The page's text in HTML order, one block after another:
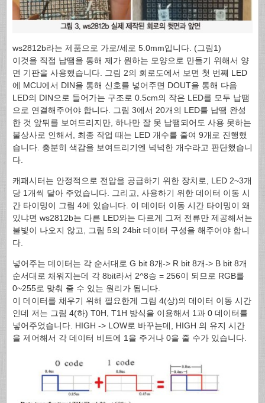
ws2812b라는 제품으로 가로/세로 5.0mm입니다. (그림1)
이것을 직접 납땜을 통해 제가 원하는 모양으로 만들기 위해서 양
면 기판을 사용했습니다. 그림 2의 회로도에서 보면 첫 번째 LED
에 MCU에서 DIN을 통해 신호를 넣어주면 DOUT을 통해 다음
LED의 DIN으로 들어가는 구조로 0.5cm의 작은 LED를 모두 납땜
으로 연결해주어야 합니다. 그림 3에서 20개의 LED를 납땜 완성
한 것 앞뒤를 보여드리지만, 하나만 잘 못 납땜되어도 사용 못하는
불상사로 인해서, 최종 작업 때는 LED 개수를 줄여 9개로 진행했
습니다. 충분히 색감을 보여드리기엔 넉넉한 개수라고 판단했습니
다.
캐패시터는 안정적으로 전압을 공급하기 위한 장치로, LED 2~3개
당 1개씩 달아 주었습니다. 그리고, 사용하기 위한 데이터 이동 시
간 타이밍이 그림 4에 있습니다. 이 데이터 이동 시간 타이밍이 왜
있냐면 ws2812b는 다른 LED와는 다르게 그저 전류만 제공해서는
불빛이 나오지 않고, 그림 5의 24bit 데이터 구성을 해주어야 합니
다.
넣어주는 데이터는 각 순서대로 G bit 8개-> R bit 8개-> B bit 8개
순서대로 채워지는데 각 8bit라서 2^8승 = 256이 되므로 RGB를
0~255로 맞춰 줄 수 있는 원리가 됩니다.
이 데이터를 채우기 위해 필요한게 그림 4(상)의 데이터 이동 시간
인데 저는 그림 4(하) T0H, T1H 방식을 이용해서 1과 0 데이터를
넣어주었습니다. HIGH -> LOW로 바꾸는데, HIGH 의 유지 시간
을 제어해서 각 데이터 비트에 1을 주거나 0을 줄 수가 있습니다.